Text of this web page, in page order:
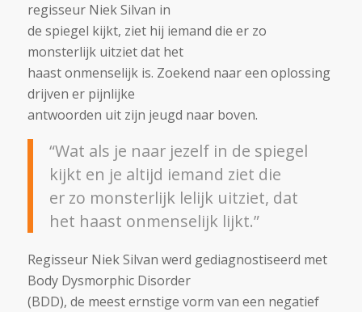
regisseur Niek Silvan in
de spiegel kijkt, ziet hij iemand die er zo
monsterlijk uitziet dat het
haast onmenselijk is. Zoekend naar een oplossing
drijven er pijnlijke
antwoorden uit zijn jeugd naar boven.
“Wat als je naar jezelf in de spiegel
kijkt en je altijd iemand ziet die
er zo monsterlijk lelijk uitziet, dat
het haast onmenselijk lijkt.”
Regisseur Niek Silvan werd gediagnostiseerd met
Body Dysmorphic Disorder
(BDD), de meest ernstige vorm van een negatief